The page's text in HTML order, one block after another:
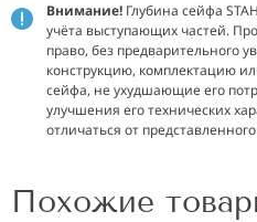
Внимание! Глубина сейфа
учёта выступающих частей.
право, без предварительного
конструкцию, комплектацию
сейфа, не ухудшающие его
улучшения его технических
отличаться от
Похожие